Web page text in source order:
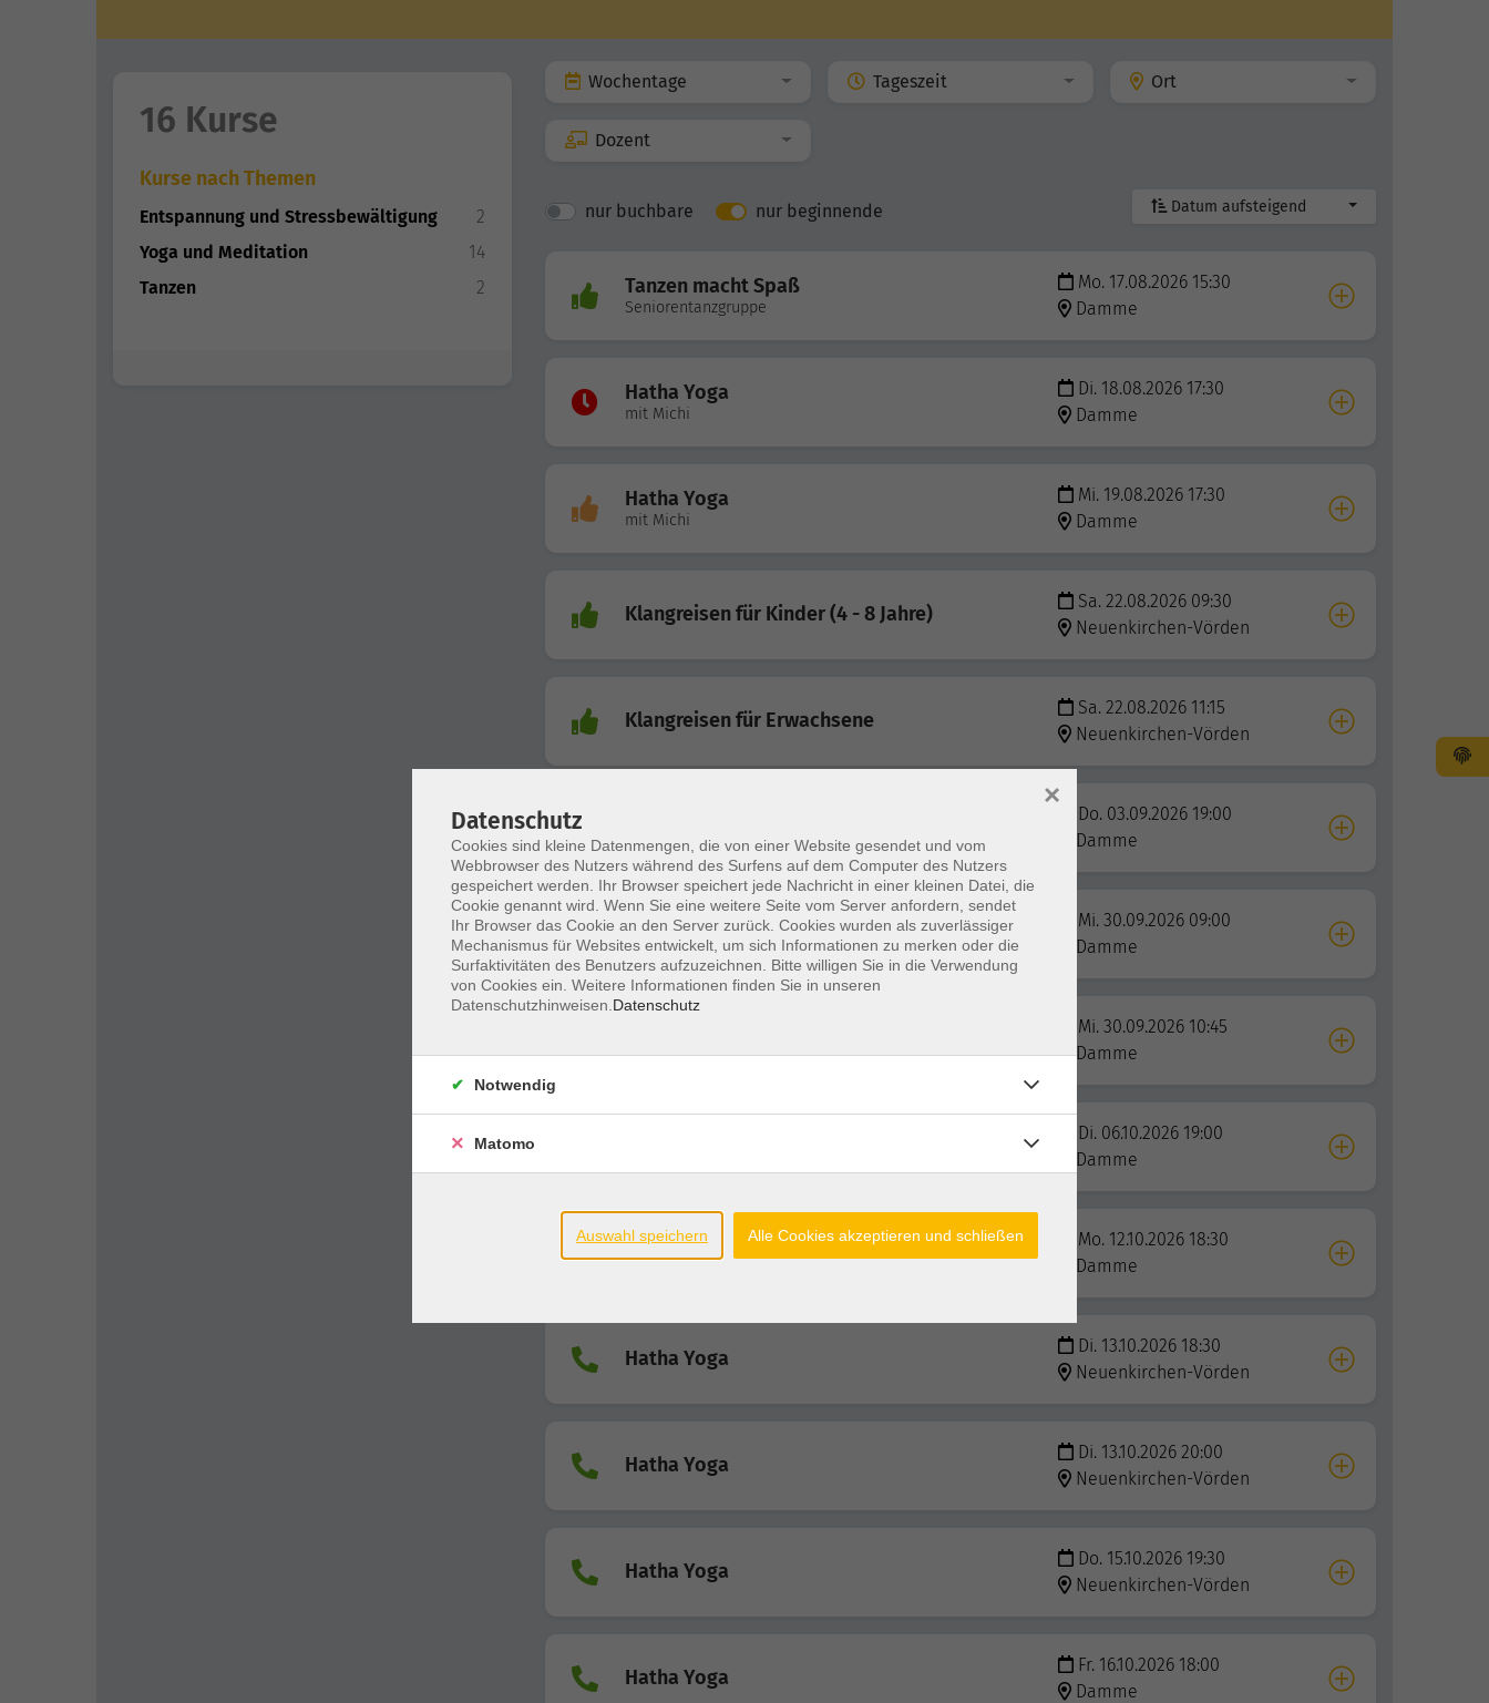
16 Kurse
Kurse nach Themen
Entspannung und Stressbewältigung
2
Yoga und Meditation
14
Tanzen
2
Wochentage Tageszeit Ort
Dozent
nur buchbare nur beginnende Datum aufsteigend
Tanzen macht Spaß
Seniorentanzgruppe
Mo. 17.08.2026 15:30
Damme
Hatha Yoga
mit Michi
Di. 18.08.2026 17:30
Damme
Hatha Yoga
mit Michi
Mi. 19.08.2026 17:30
Damme
Klangreisen für Kinder (4 - 8 Jahre)
Sa. 22.08.2026 09:30
Neuenkirchen-Vörden
Klangreisen für Erwachsene
Sa. 22.08.2026 11:15
Neuenkirchen-Vörden
Do. 03.09.2026 19:00
Damme
Hatha Yoga
Mi. 30.09.2026 09:00
Damme
Mi. 30.09.2026 10:45
Damme
Di. 06.10.2026 19:00
Damme
Hatha Yoga
Mo. 12.10.2026 18:30
Damme
Hatha Yoga
Di. 13.10.2026 18:30
Neuenkirchen-Vörden
Hatha Yoga
Di. 13.10.2026 20:00
Neuenkirchen-Vörden
Hatha Yoga
Do. 15.10.2026 19:30
Neuenkirchen-Vörden
Hatha Yoga
Fr. 16.10.2026 18:00
Damme
Datenschutz
Cookies sind kleine Datenmengen, die von einer Website gesendet und vom
Webbrowser des Nutzers während des Surfens auf dem Computer des Nutzers
gespeichert werden. Ihr Browser speichert jede Nachricht in einer kleinen Datei, die
Cookie genannt wird. Wenn Sie eine weitere Seite vom Server anfordern, sendet
Ihr Browser das Cookie an den Server zurück. Cookies wurden als zuverlässiger
Mechanismus für Websites entwickelt, um sich Informationen zu merken oder die
Surfaktivitäten des Benutzers aufzuzeichnen. Bitte willigen Sie in die Verwendung
von Cookies ein. Weitere Informationen finden Sie in unseren
Datenschutzhinweisen. Datenschutz
×
Notwendig
Matomo
Auswahl speichern Alle Cookies akzeptieren und schließen